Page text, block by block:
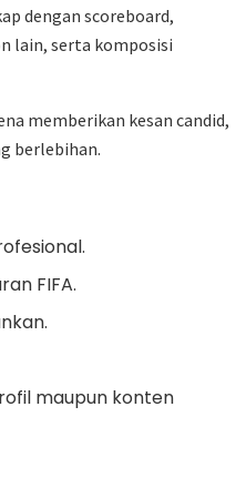
dengan scoreboard,
lain, serta komposisi
memberikan kesan candid,
berlebihan.
FIFA.
maupun konten